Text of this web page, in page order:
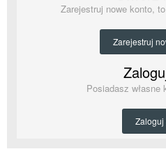
Zarejestruj nowe konto,
Zarejestruj
Posiadasz własne
Zaloguj